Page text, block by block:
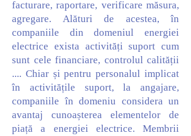
facturare, raportare, verificare măsura,
agregare. Alături de acestea, în
companiile din domeniul energiei
electrice exista activități suport cum
sunt cele financiare, controlul calității
.... Chiar și pentru personalul implicat
în activitățile suport, la angajare,
companiile în domeniu considera un
avantaj cunoașterea elementelor de
piață a energiei electrice. Membrii